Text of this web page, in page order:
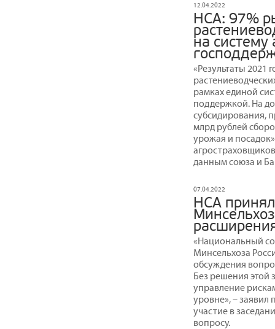
12.04.2022
НСА: 97%
на систему
«Результаты 2021
рамках единой
поддержкой. На
субсидирования,
млрд рублей
урожая и
данным союза и
07.04.2022
НСА
«Национальный
Минсельхоза
обсуждения
Без решения этой
управление
уровне», –
участие в
вопросу.